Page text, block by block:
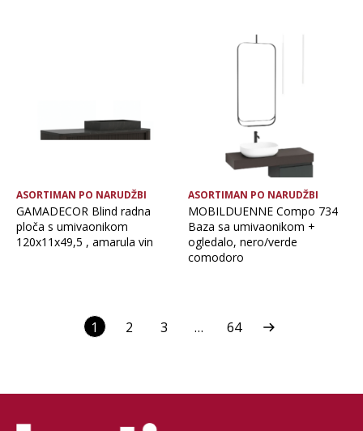
ASORTIMAN PO NARUDŽBI
GAMADECOR Blind radna
ploča s umivaonikom
120x11x49,5 , amarula vin
ASORTIMAN PO NARUDŽBI
MOBILDUENNE Compo 734
Baza sa umivaonikom +
ogledalo, nero/verde
comodoro
1 2 3 … 64